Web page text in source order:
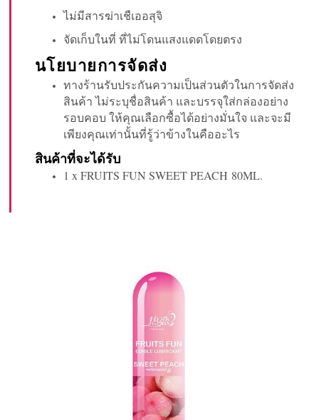
ไม่มีสารฆ่าเชืเออสุจิ
จัดเก็บในที่ ที่ไม่โดนแสงแดดโดยตรง
นโยบายการจัดส่ง
ทางร้านรับประกันความเป็นส่วนตัวในการจัดส่ง
สินค้า ไม่ระบุชื่อสินค้า และบรรจุใส่กล่องอย่าง
รอบคอบ ให้คุณเลือกซื้อได้อย่างมั่นใจ และจะมี
เพียงคุณเท่านั้นที่รู้ว่าข้างในคืออะไร
สินค้าที่จะได้รับ
1 x FRUITS FUN SWEET PEACH 80ML.